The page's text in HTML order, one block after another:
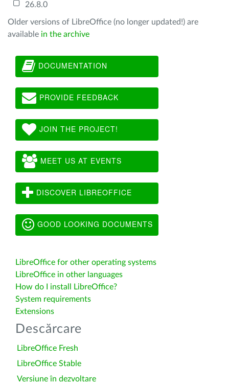
26.8.0
Older versions of LibreOffice (no longer updated!) are
available in the archive
DOCUMENTATION
PROVIDE FEEDBACK
JOIN THE PROJECT!
MEET US AT EVENTS
DISCOVER LIBREOFFICE
GOOD LOOKING DOCUMENTS
LibreOffice for other operating systems
LibreOffice in other languages
How do I install LibreOffice?
System requirements
Extensions
Descărcare
LibreOffice Fresh
LibreOffice Stable
Versiune în dezvoltare